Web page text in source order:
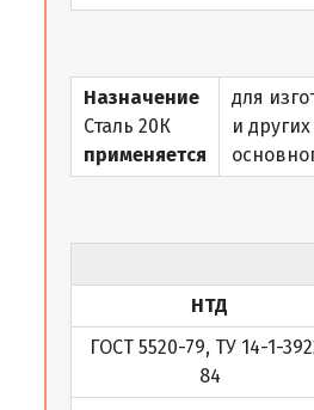
Назначение
Сталь 20К
применяется
для
и
НТД
ГОСТ 5520-79, ТУ 14-1-
84